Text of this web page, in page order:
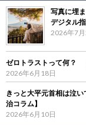
写真に埋
デジタル指
2026年7
ゼロトラストって何？
2026年6月18日
きっと大平元首相は泣
治コラム】
2026年6月10日